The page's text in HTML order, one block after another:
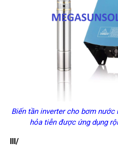
Biến tần inverter cho bơm
hỏa tiễn được ứng dụng
III/